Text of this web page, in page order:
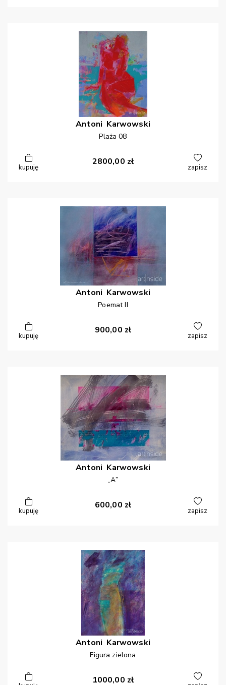
Antoni Karwowski
Plaża 08
kupuję
2800,00 zł
zapisz
Antoni Karwowski
Poemat II
kupuję
900,00 zł
zapisz
Antoni Karwowski
„A”
kupuję
600,00 zł
zapisz
Antoni Karwowski
Figura zielona
1000,00 zł